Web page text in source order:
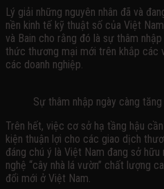
Lý giải những nguyên nhân đã và
nền kinh tế kỹ thuật số của Việt
và Bain cho rằng đó là sự thâm
thức thương mại mới trên khắp các
các doanh nghiệp.
Sự thâm nhập ngày càng
Trên hết, việc cơ sở hạ tầng hậu
kiện thuận lợi cho các giao dịch
đáng chú ý là Việt Nam đang sở
nghệ “cây nhà lá vườn” chất lượng
đổi mới ở Việt Nam.